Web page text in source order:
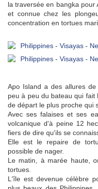
la traversée en bangka
et connue chez les
concentration en tortues
Apo Island a des allures
peu à peu du bateau qui
de départ le plus proche qui
Avec ses falaises et ses
volcanique d'à peine 12
fiers de dire qu'ils se
Elle est le repaire de
possible de nager.
Le matin, à marée haute,
tortues.
L'île est devenue célèbre